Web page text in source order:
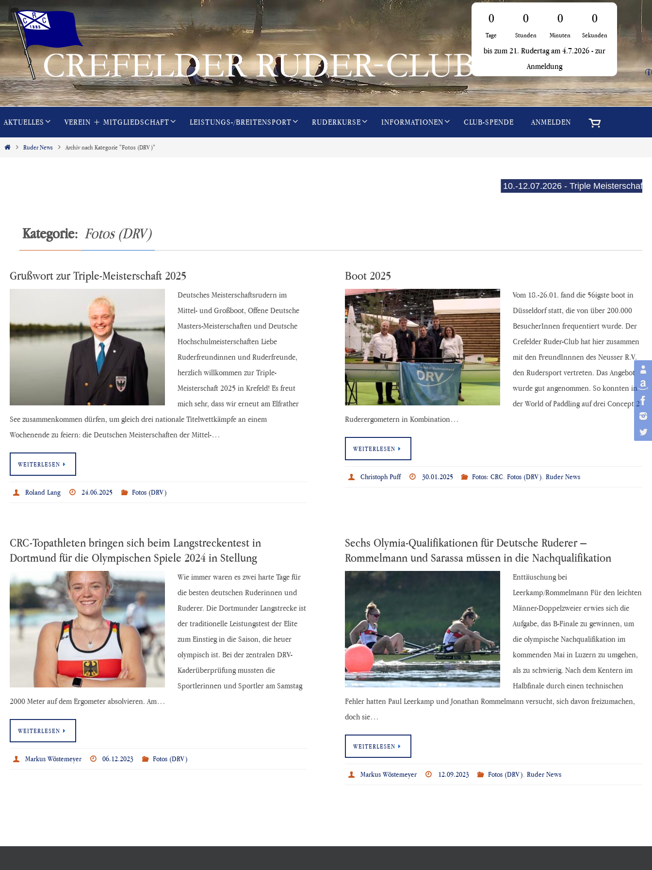
Zum
Inhalt
springen
0
Tage
0
Stunden
0
Minuten
0
Sekunden
bis zum 21. Rudertag am 4.7.2026 - zur
Anmeldung
i
Inhalt
springen
AKTUELLES VEREIN + MITGLIEDSCHAFT LEISTUNGS-/BREITENSPORT RUDERKURSE INFORMATIONEN CLUB-SPENDE ANMELDEN
Start Ruder News Archiv nach Kategorie "Fotos (DRV)"
10.-12.07.2026 - Triple Meisterschaften
Kategorie: Fotos (DRV)
Grußwort zur Triple-Meisterschaft 2025
Deutsches Meisterschaftsrudern im
Mittel- und Großboot, Offene Deutsche
Masters-Meisterschaften und Deutsche
Hochschulmeisterschaften Liebe
Ruderfreundinnen und Ruderfreunde,
herzlich willkommen zur Triple-
Meisterschaft 2025 in Krefeld! Es freut
mich sehr, dass wir erneut am Elfrather
See zusammenkommen dürfen, um gleich drei nationale Titelwettkämpfe an einem
Wochenende zu feiern: die Deutschen Meisterschaften der Mittel-…
WEITERLESEN
Roland Lang 24.06.2025 Fotos (DRV)
Boot 2025
Vom 18.-26.01. fand die 56igste boot in
Düsseldorf statt, die von über 200.000
BesucherInnen frequentiert wurde. Der
Crefelder Ruder-Club hat hier zusammen
mit den FreundInnnen des Neusser R.V.
den Rudersport vertreten. Das Angebot
wurde gut angenommen. So konnten in
der World of Paddling auf drei Concept 2
Ruderergometern in Kombination…
WEITERLESEN
Christoph Puff 30.01.2025 Fotos: CRC,Fotos (DRV),Ruder News
CRC-Topathleten bringen sich beim Langstreckentest in
Dortmund für die Olympischen Spiele 2024 in Stellung
Wie immer waren es zwei harte Tage für
die besten deutschen Ruderinnen und
Ruderer. Die Dortmunder Langstrecke ist
der traditionelle Leistungstest der Elite
zum Einstieg in die Saison, die heuer
olympisch ist. Bei der zentralen DRV-
Kaderüberprüfung mussten die
Sportlerinnen und Sportler am Samstag
2000 Meter auf dem Ergometer absolvieren. Am…
WEITERLESEN
Markus Wöstemeyer 06.12.2023 Fotos (DRV)
Sechs Olymia-Qualifikationen für Deutsche Ruderer –
Rommelmann und Sarassa müssen in die Nachqualifikation
Enttäuschung bei
Leerkamp/Rommelmann Für den leichten
Männer-Doppelzweier erwies sich die
Aufgabe, das B-Finale zu gewinnen, um
die olympische Nachqualifikation im
kommenden Mai in Luzern zu umgehen,
als zu schwierig. Nach dem Kentern im
Halbfinale durch einen technischen
Fehler hatten Paul Leerkamp und Jonathan Rommelmann versucht, sich davon freizumachen,
doch sie…
WEITERLESEN
Markus Wöstemeyer 12.09.2023 Fotos (DRV),Ruder News